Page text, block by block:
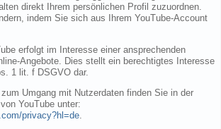
direkt Ihrem persönlichen Profil zuzuordnen.
indem Sie sich aus Ihrem YouTube-Account
erfolgt im Interesse einer ansprechenden
Angebote. Dies stellt ein berechtigtes Interesse
1 lit. f DSGVO dar.
Umgang mit Nutzerdaten finden Sie in der
YouTube unter:
privacy?hl=de